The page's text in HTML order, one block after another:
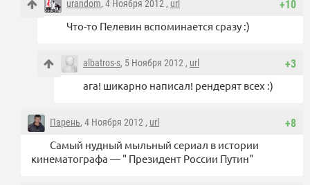
+10
urandom, 4 Ноября 2012 , url
Что-то Пелевин вспоминается сразу :)
+3
albatros-s, 5 Ноября 2012 , url
ага! шикарно написал! рендерят всех :)
+8
Парень, 4 Ноября 2012 , url
Самый нудный мыльный сериал в истории
кинематографа — " Президент России Путин"